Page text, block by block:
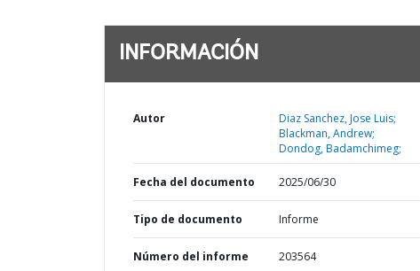
INFORMACIÓN
Autor
Diaz Sanchez, Jose Luis;
Blackman, Andrew;
Dondog, Badamchimeg;
Fecha del documento 2025/06/30
Tipo de documento Informe
Número del informe 203564